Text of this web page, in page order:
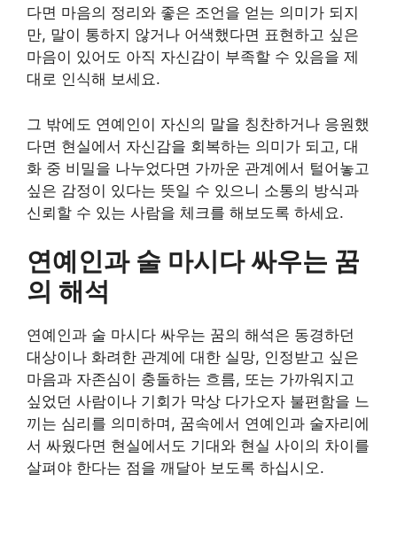
다면 마음의 정리와 좋은 조언을 얻는 의미가 되지
만, 말이 통하지 않거나 어색했다면 표현하고 싶은
마음이 있어도 아직 자신감이 부족할 수 있음을 제
대로 인식해 보세요.
그 밖에도 연예인이 자신의 말을 칭찬하거나 응원했
다면 현실에서 자신감을 회복하는 의미가 되고, 대
화 중 비밀을 나누었다면 가까운 관계에서 털어놓고
싶은 감정이 있다는 뜻일 수 있으니 소통의 방식과
신뢰할 수 있는 사람을 체크를 해보도록 하세요.
연예인과 술 마시다 싸우는 꿈
의 해석
연예인과 술 마시다 싸우는 꿈의 해석은 동경하던
대상이나 화려한 관계에 대한 실망, 인정받고 싶은
마음과 자존심이 충돌하는 흐름, 또는 가까워지고
싶었던 사람이나 기회가 막상 다가오자 불편함을 느
끼는 심리를 의미하며, 꿈속에서 연예인과 술자리에
서 싸웠다면 현실에서도 기대와 현실 사이의 차이를
살펴야 한다는 점을 깨달아 보도록 하십시오.